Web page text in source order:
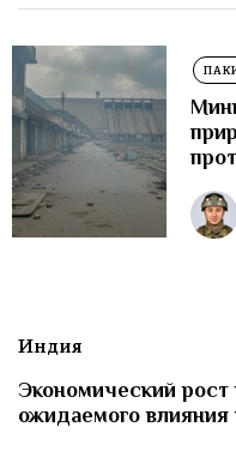
Индия
Экономический
ожидаемого влияния